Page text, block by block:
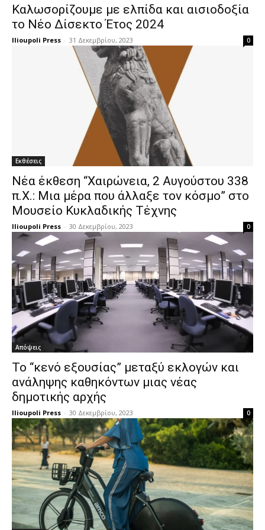
Καλωσορίζουμε με ελπίδα και αισιοδοξία
το Νέο Δίσεκτο Έτος 2024
Ilioupoli Press - 31 Δεκεμβρίου, 2023 0
Εκθέσεις
Νέα έκθεση “Χαιρώνεια, 2 Αυγούστου 338
π.Χ.: Μια μέρα που άλλαξε τον κόσμο” στο
Μουσείο Κυκλαδικής Τέχνης
Ilioupoli Press - 30 Δεκεμβρίου, 2023 0
Απόψεις
Το “κενό εξουσίας” μεταξύ εκλογών και
ανάληψης καθηκόντων μιας νέας
δημοτικής αρχής
Ilioupoli Press - 30 Δεκεμβρίου, 2023 0